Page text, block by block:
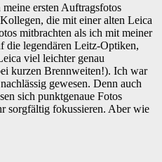
ersten Auftragsfotos
die mit einer alten Leica
mitbrachten als ich mit meiner
die legendären Leitz-Optiken,
viel leichter genau
kurzen Brennweiten!). Ich war
gewesen. Denn auch
sich punktgenaue Fotos
sorgfältig fokussieren. Aber wie